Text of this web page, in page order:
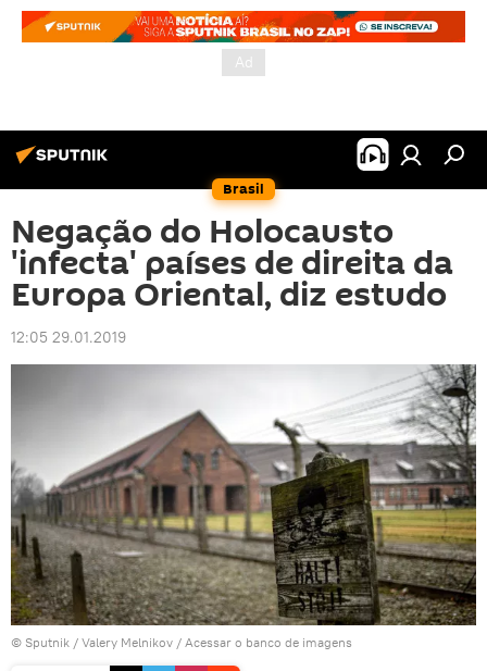
Brasil
Negação do Holocausto
'infecta' países de direita da
Europa Oriental, diz estudo
12:05 29.01.2019
© Sputnik / Valery Melnikov / Acessar o banco de imagens